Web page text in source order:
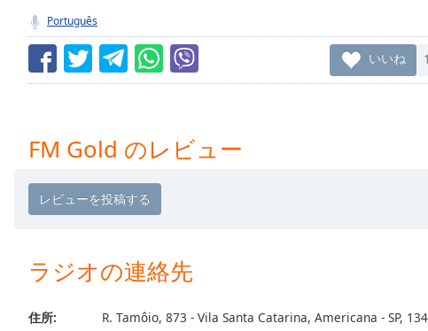
Remaining
Time-
Chapters
descriptions
off ,
Português
いいね
FM Gold のレビュー
ラジオの連絡先
住所:
R. Tamôio, 873 - Vila Santa Catarina, Americana - SP,